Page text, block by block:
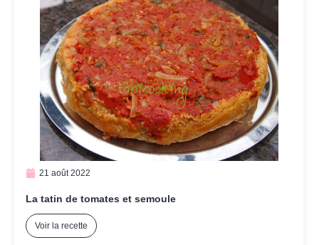
21 août 2022
La tatin de tomates et semoule
Voir la recette